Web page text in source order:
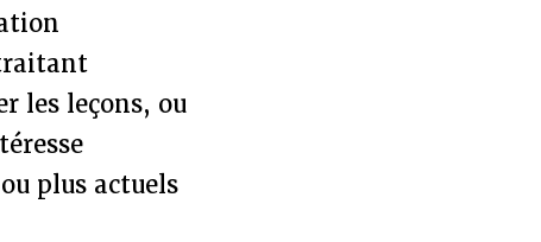
les leçons, ou
plus actuels